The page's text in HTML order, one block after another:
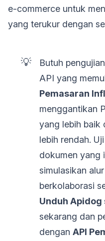
e-commerce untuk
yang terukur dengan
💡
Butuh
API yang
Pemasaran
menggantikan
yang lebih baik
lebih rendah.
dokumen yang
simulasikan
berkolaborasi
Unduh
sekarang dan
denganAPI